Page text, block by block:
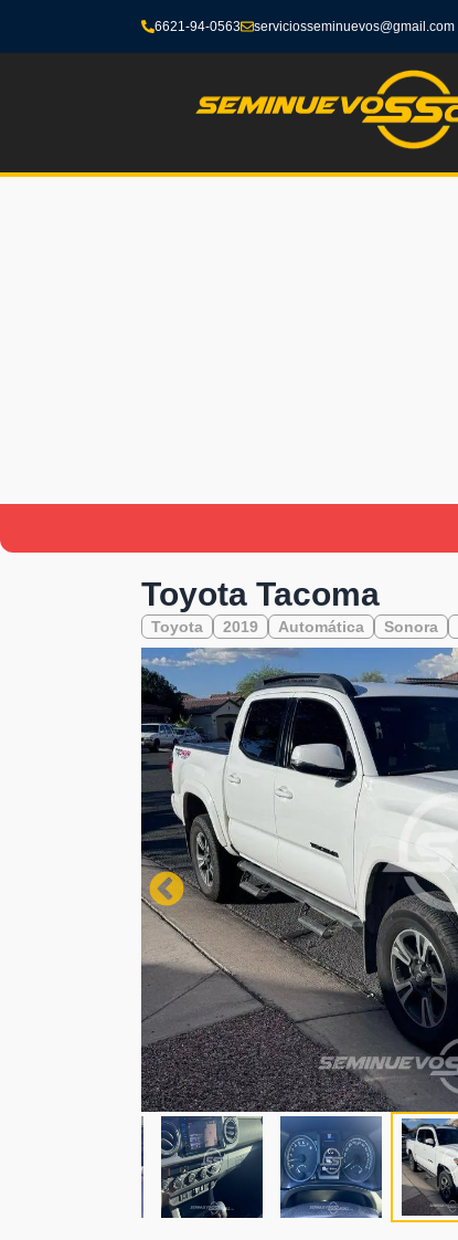
6621-94-0563 serviciosseminuevos@gmail.com
Toyota Tacoma
Toyota 2019 Automática Sonora